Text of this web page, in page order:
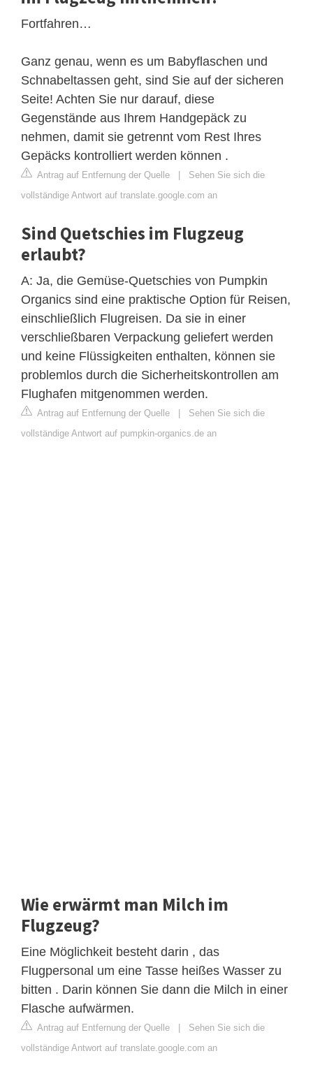
Fortfahren…
Ganz genau, wenn es um Babyflaschen und
Schnabeltassen geht, sind Sie auf der sicheren
Seite! Achten Sie nur darauf, diese
Gegenstände aus Ihrem Handgepäck zu
nehmen, damit sie getrennt vom Rest Ihres
Gepäcks kontrolliert werden können .
Antrag auf Entfernung der Quelle | Sehen Sie sich die
vollständige Antwort auf translate.google.com an
Sind Quetschies im Flugzeug
erlaubt?
A: Ja, die Gemüse-Quetschies von Pumpkin
Organics sind eine praktische Option für Reisen,
einschließlich Flugreisen. Da sie in einer
verschließbaren Verpackung geliefert werden
und keine Flüssigkeiten enthalten, können sie
problemlos durch die Sicherheitskontrollen am
Flughafen mitgenommen werden.
Antrag auf Entfernung der Quelle | Sehen Sie sich die
vollständige Antwort auf pumpkin-organics.de an
Wie erwärmt man Milch im
Flugzeug?
Eine Möglichkeit besteht darin , das
Flugpersonal um eine Tasse heißes Wasser zu
bitten . Darin können Sie dann die Milch in einer
Flasche aufwärmen.
Antrag auf Entfernung der Quelle | Sehen Sie sich die
vollständige Antwort auf translate.google.com an